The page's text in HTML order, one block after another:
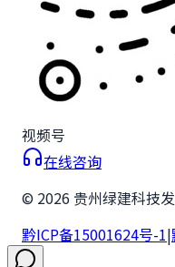
视频号
在线咨询
© 2026 贵州绿建科技
黔ICP备15001624号-1|